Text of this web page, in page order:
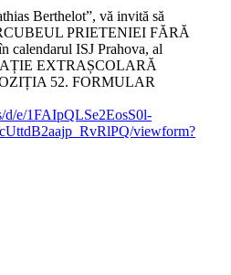
Berthelot”, vă invită să
PRIETENIEI FĂRĂ
calendarul ISJ Prahova, al
EXTRAȘCOLARĂ
52. FORMULAR
d/e/1FAIpQLSe2EosS0l-
viewform?